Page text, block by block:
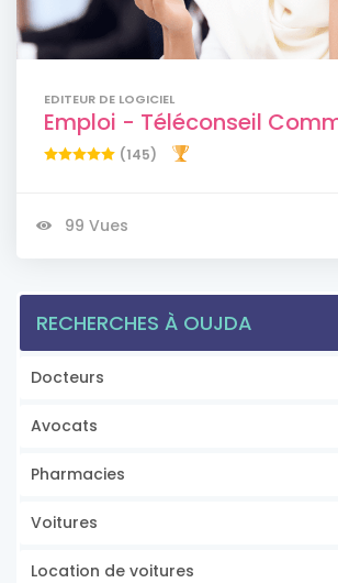
EDITEUR DE LOGICIEL
Emploi - Téléconseil
(145)
99 Vues
RECHERCHES À OUJDA
Docteurs
Avocats
Pharmacies
Voitures
Location de voitures